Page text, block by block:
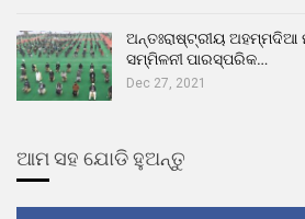
ଅନ୍ତଃରାଷ୍ଟ୍ରୀୟ ଅହମ୍ମଦିଆ
ସମ୍ମିଳନୀ ପାରସ୍ପରିକ…
Dec 27, 2021
ଆମ ସହ ଯୋଡି ହୁଅନ୍ତୁ